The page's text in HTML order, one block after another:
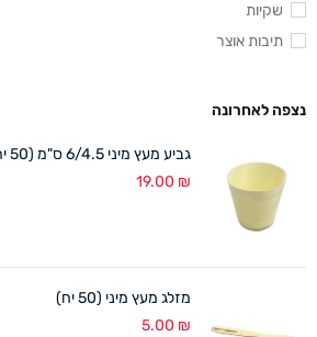
שקיות
תיבות אוצר
נצפה לאחרונה
גביע מעץ מיני 6/4.5 ס"מ (50 יח')
19.00 ₪
מזלג מעץ מיני (50 יח)
5.00 ₪